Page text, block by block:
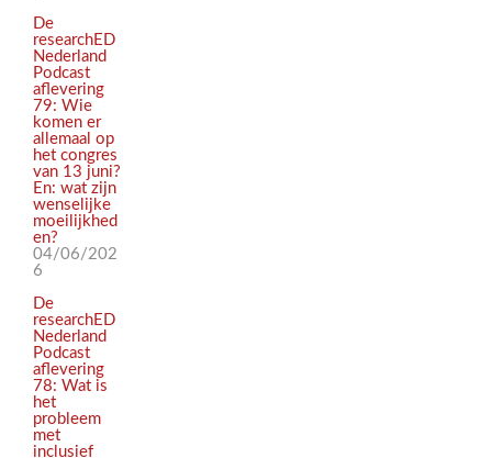
De
researchED
Nederland
Podcast
aflevering
79: Wie
komen er
allemaal op
het congres
van 13 juni?
En: wat zijn
wenselijke
moeilijkhed
en?
04/06/202
6
De
researchED
Nederland
Podcast
aflevering
78: Wat is
het
probleem
met
inclusief